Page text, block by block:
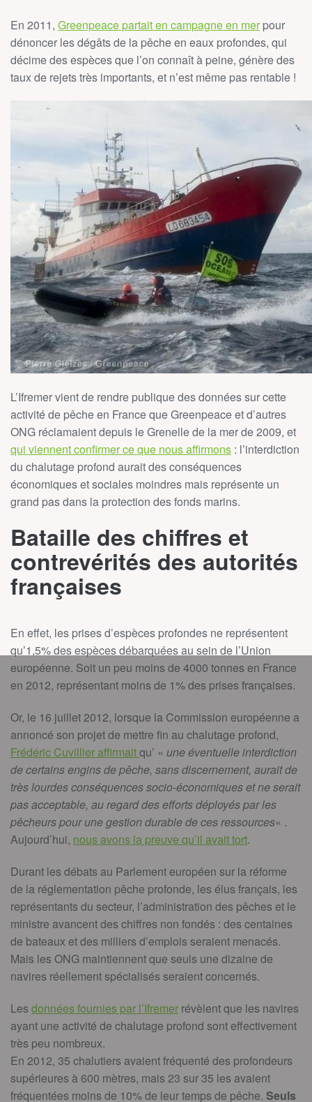
En 2011, Greenpeace partait en campagne en merpour
dénoncer les dégâts de la pêche en eaux profondes, qui
décime des espèces que l’on connaît à peine, génère des
taux de rejets très importants, et n’est même pas rentable !
L’Ifremer vient de rendre publique des données sur cette
activité de pêche en France que Greenpeace et d’autres
ONG réclamaient depuis le Grenelle de la mer de 2009, et
qui viennent confirmer ce que nous affirmons : l’interdiction
du chalutage profond aurait des conséquences
économiques et sociales moindres mais représente un
grand pas dans la protection des fonds marins.
Bataille des chiffres et
contrevérités des autorités
françaises
En effet, les prises d’espèces profondes ne représentent
qu’1,5% des espèces débarquées au sein de l’Union
européenne. Soit un peu moins de 4000 tonnes en France
en 2012, représentant moins de 1% des prises françaises.
Or, le 16 juillet 2012, lorsque la Commission européenne a
annoncé son projet de mettre fin au chalutage profond,
Frédéric Cuvillier affirmaitqu’ « une éventuelle interdiction
de certains engins de pêche, sans discernement, aurait de
très lourdes conséquences socio-économiques et ne serait
pas acceptable, au regard des efforts déployés par les
pêcheurs pour une gestion durable de ces ressources« .
Aujourd’hui, nous avons la preuve qu’il avait tort.
Durant les débats au Parlement européen sur la réforme
de la réglementation pêche profonde, les élus français, les
représentants du secteur, l’administration des pêches et le
ministre avancent des chiffres non fondés : des centaines
de bateaux et des milliers d’emplois seraient menacés.
Mais les ONG maintiennent que seuls une dizaine de
navires réellement spécialisés seraient concernés.
Les données fournies par l’Ifremer révèlent que les navires
ayant une activité de chalutage profond sont effectivement
très peu nombreux.
En 2012, 35 chalutiers avaient fréquenté des profondeurs
supérieures à 600 mètres, mais 23 sur 35 les avaient
fréquentées moins de 10% de leur temps de pêche. Seuls